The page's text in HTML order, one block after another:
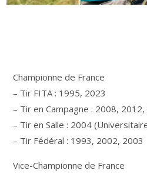
Championne de France
– Tir FITA : 1995, 2023
– Tir en Campagne : 2008,
– Tir en Salle : 2004
– Tir Fédéral : 1993, 2002, 2003
Vice-Championne de France